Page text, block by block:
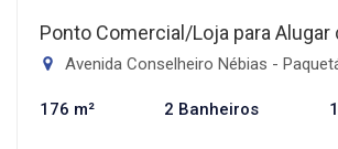
Ponto Comercial/Loja para Alugar
Avenida Conselheiro Nébias -
176 m² 2 Banheiros